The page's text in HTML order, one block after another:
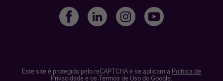
Este site é protegido pelo reCAPTCHA e se aplicam a Política de
Privacidadee os Termos de Uso do Google.